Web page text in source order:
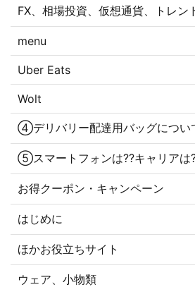
FX、相場投資、仮想通貨、トレン
menu
Uber Eats
Wolt
④デリバリー配達用バッグについ
⑤スマートフォンは??キャリアは
お得クーポン・キャンペーン
はじめに
ほかお役立ちサイト
ウェア、小物類